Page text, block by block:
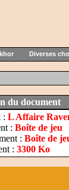
Diverses
du document
: L Affaire
: Boîte de jeu
: Boîte de
: 3300 Ko